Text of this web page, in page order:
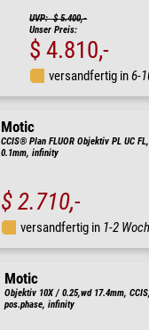
UVP: $ 5.400,-
Unser Preis:
$ 4.810,-
versandfertig in6-
Motic
CCIS® Plan FLUOR Objektiv PL UC
0.1mm, infinity
$ 2.710,-
versandfertig in 1-2
Motic
Objektiv 10X / 0.25,wd 17.4mm,
pos.phase, infinity